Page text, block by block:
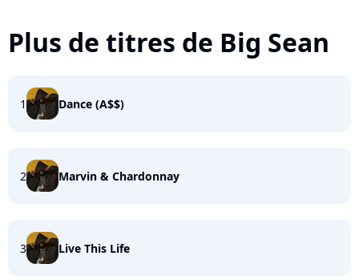
Plus de titres de Big Sean
1 Dance (A$$)
2 Marvin & Chardonnay
3 Live This Life